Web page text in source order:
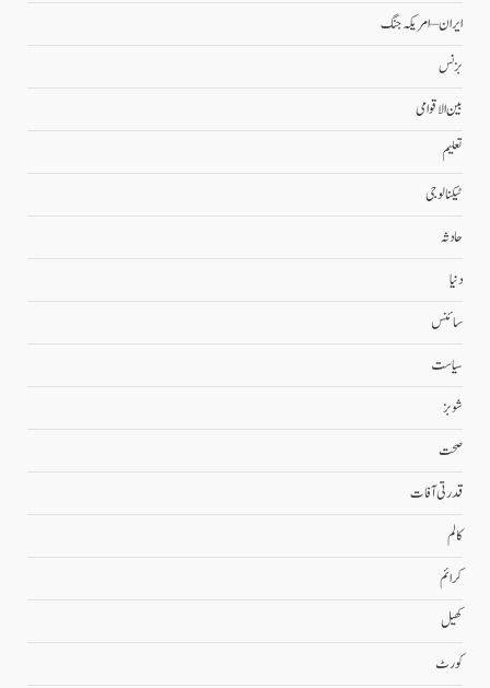
ایران – امریکہ جنگ
بزنس
بین الاقوامی
تعلیم
ٹیکنالوجی
حادثہ
دنیا
سائنس
سیاست
شوبز
صحت
قدرتی آفات
کالم
کرائم
کھیل
کورٹ